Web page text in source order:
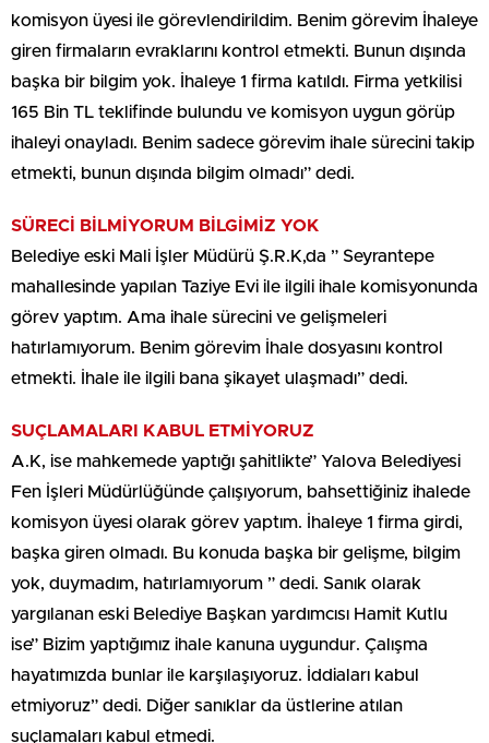
komisyon üyesi ile görevlendirildim. Benim görevim İhaleye
giren firmaların evraklarını kontrol etmekti. Bunun dışında
başka bir bilgim yok. İhaleye 1 firma katıldı. Firma yetkilisi
165 Bin TL teklifinde bulundu ve komisyon uygun görüp
ihaleyi onayladı. Benim sadece görevim ihale sürecini takip
etmekti, bunun dışında bilgim olmadı” dedi.
SÜRECİ BİLMİYORUM BİLGİMİZ YOK
Belediye eski Mali İşler Müdürü Ş.R.K,da ” Seyrantepe
mahallesinde yapılan Taziye Evi ile ilgili ihale komisyonunda
görev yaptım. Ama ihale sürecini ve gelişmeleri
hatırlamıyorum. Benim görevim İhale dosyasını kontrol
etmekti. İhale ile ilgili bana şikayet ulaşmadı” dedi.
SUÇLAMALARI KABUL ETMİYORUZ
A.K, ise mahkemede yaptığı şahitlikte” Yalova Belediyesi
Fen İşleri Müdürlüğünde çalışıyorum, bahsettiğiniz ihalede
komisyon üyesi olarak görev yaptım. İhaleye 1 firma girdi,
başka giren olmadı. Bu konuda başka bir gelişme, bilgim
yok, duymadım, hatırlamıyorum ” dedi. Sanık olarak
yargılanan eski Belediye Başkan yardımcısı Hamit Kutlu
ise” Bizim yaptığımız ihale kanuna uygundur. Çalışma
hayatımızda bunlar ile karşılaşıyoruz. İddiaları kabul
etmiyoruz” dedi. Diğer sanıklar da üstlerine atılan
suçlamaları kabul etmedi.